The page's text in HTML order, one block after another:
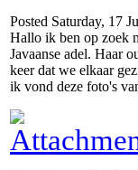
Posted Saturday, 17
Hallo ik ben op zoek
Javaanse adel. Haar
keer dat we elkaar
ik vond deze foto's